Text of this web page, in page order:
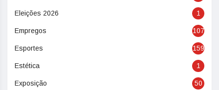
Eleições 2026 1
Empregos 107
Esportes 159
Estética 1
Exposição 50